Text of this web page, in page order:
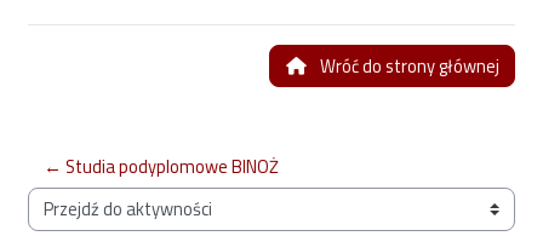
Wróć do strony głównej
← Studia podyplomowe BINOŻ
Przejdź do aktywności